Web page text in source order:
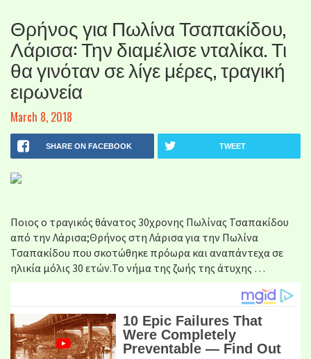
Θρήνος για Πωλίνα Τσαπακίδου,
Λάρισα: Την διαμέλισε νταλίκα. Τι
θα γινόταν σε λίγε μέρες, τραγική
ειρωνεία
March 8, 2018
SHARE ON FACEBOOK TWEET
Ποιος ο τραγικός θάνατος 30χρονης Πωλίνας Τσαπακίδου
από την Λάρισα;Θρήνος στη Λάρισα για την Πωλίνα
Τσαπακίδου που σκοτώθηκε πρόωρα και αναπάντεχα σε
ηλικία μόλις 30 ετών.Το νήμα της ζωής της άτυχης …